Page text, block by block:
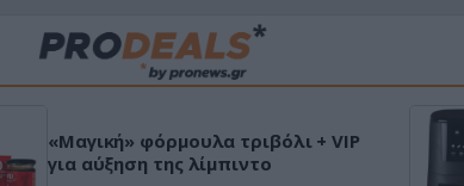
«Μαγική» φόρμουλα τριβόλι + VIP
για αύξηση της λίμπιντο